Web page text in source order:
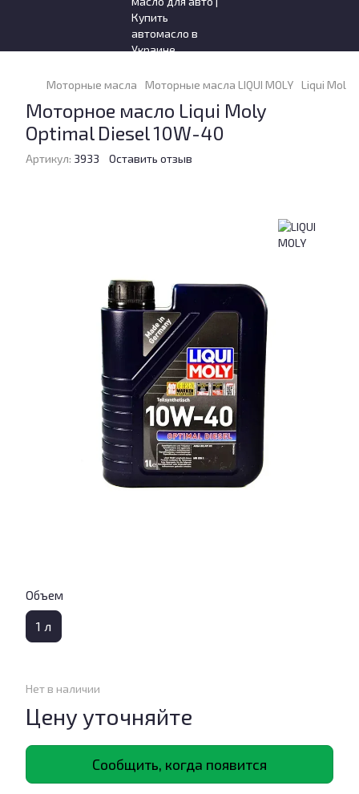
Моторные масла Моторные масла LIQUI MOLY Liqui Moly
Моторное масло Liqui Moly
Optimal Diesel 10W-40
Артикул: 3933 Оставить отзыв
Объем
1 л
Нет в наличии
Цену уточняйте
Сообщить, когда появится